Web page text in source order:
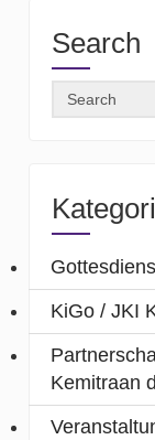
Search
KiGo / JKI
Kemitraan